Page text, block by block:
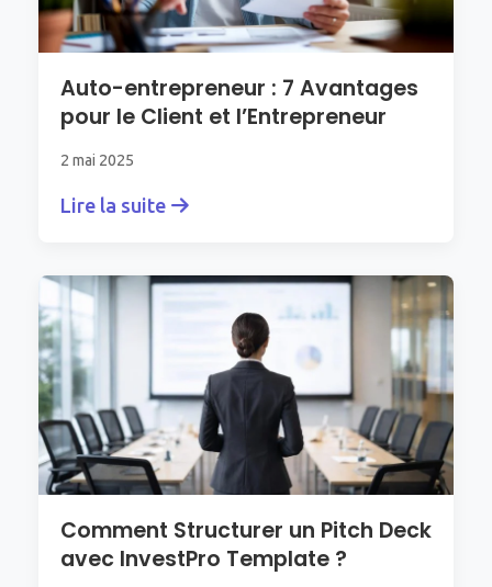
Auto-entrepreneur : 7 Avantages
pour le Client et l’Entrepreneur
2 mai 2025
Lire la suite
Comment Structurer un Pitch Deck
avec InvestPro Template ?